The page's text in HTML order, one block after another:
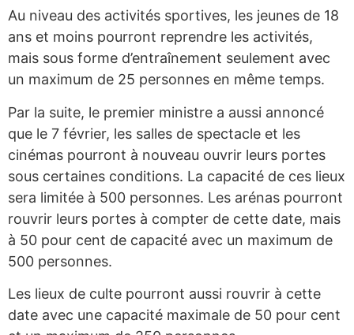
Au niveau des activités sportives, les jeunes de 18
ans et moins pourront reprendre les activités,
mais sous forme d’entraînement seulement avec
un maximum de 25 personnes en même temps.
Par la suite, le premier ministre a aussi annoncé
que le 7 février, les salles de spectacle et les
cinémas pourront à nouveau ouvrir leurs portes
sous certaines conditions. La capacité de ces lieux
sera limitée à 500 personnes. Les arénas pourront
rouvrir leurs portes à compter de cette date, mais
à 50 pour cent de capacité avec un maximum de
500 personnes.
Les lieux de culte pourront aussi rouvrir à cette
date avec une capacité maximale de 50 pour cent